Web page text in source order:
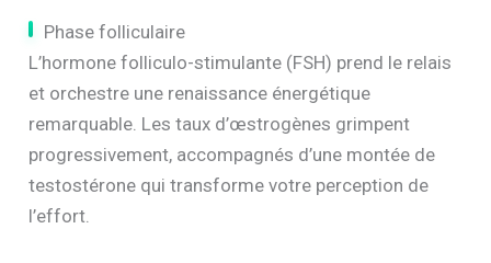
Phase folliculaire
L’hormone folliculo-stimulante (FSH) prend le relais
et orchestre une renaissance énergétique
remarquable. Les taux d’œstrogènes grimpent
progressivement, accompagnés d’une montée de
testostérone qui transforme votre perception de
l’effort.